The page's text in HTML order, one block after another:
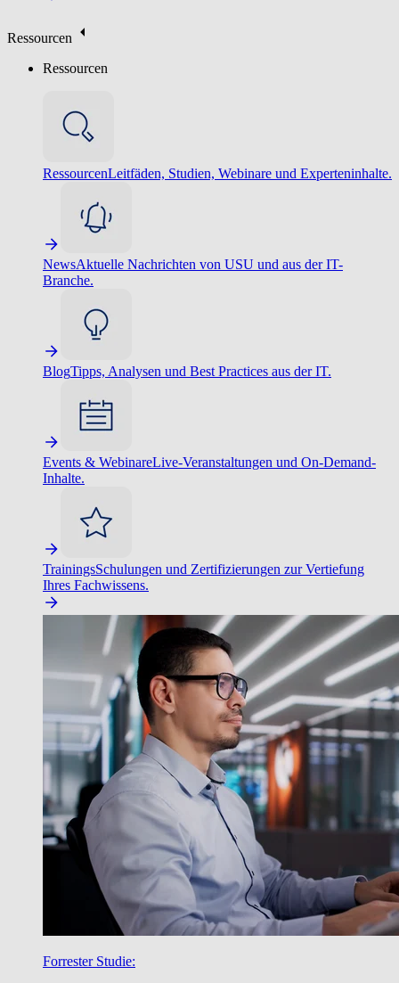
Ressourcen
Ressourcen
RessourcenLeitfäden, Studien, Webinare und Experteninhalte.
NewsAktuelle Nachrichten von USU und aus der IT-
Branche.
BlogTipps, Analysen und Best Practices aus der IT.
Events & WebinareLive-Veranstaltungen und On-Demand-
Inhalte.
TrainingsSchulungen und Zertifizierungen zur Vertiefung
Ihres Fachwissens.
Forrester Studie: